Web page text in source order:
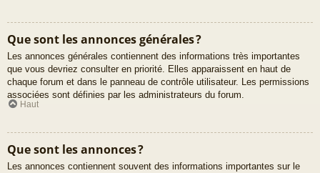
Que sont les annonces générales ?
Les annonces générales contiennent des informations très importantes
que vous devriez consulter en priorité. Elles apparaissent en haut de
chaque forum et dans le panneau de contrôle utilisateur. Les permissions
associées sont définies par les administrateurs du forum.
Haut
Que sont les annonces ?
Les annonces contiennent souvent des informations importantes sur le